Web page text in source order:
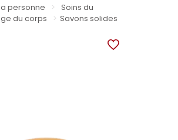
personne >
Soins du
du corps > Savons solides